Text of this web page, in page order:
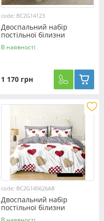
code: BC2G14123
Двоспальний набір
постільної білизни
180*220 із Бязі "Gold" з
простирадлом на резинці
В наявності
1 170 грн
code: BC2G145626AB
Двоспальний набір
постільної білизни
180*220 із Бязі "Gold" з